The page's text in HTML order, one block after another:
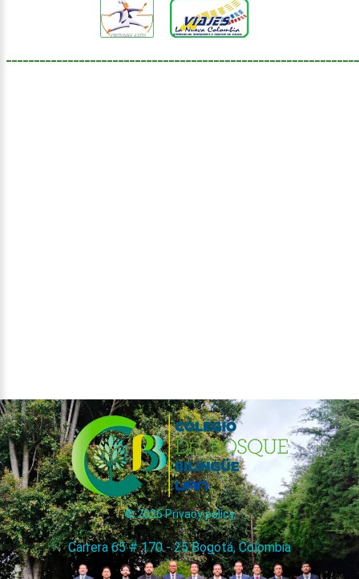
©2026Privacy policy
Carrera 65 # 170 - 25 Bogotá, Colombia